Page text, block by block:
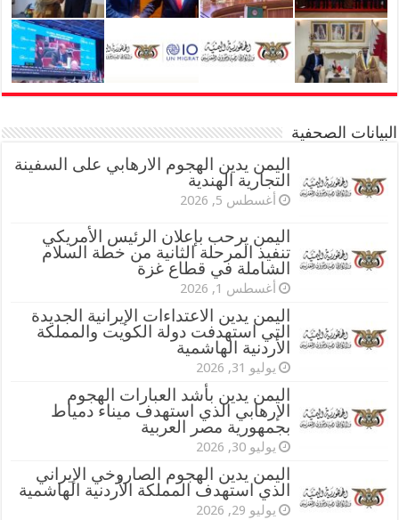
البيانات الصحفية
اليمن يدين الهجوم الارهابي على السفينة
التجارية الهندية
أغسطس 5, 2026
اليمن يرحب بإعلان الرئيس الأمريكي
تنفيذ المرحلة الثانية من خطة السلام
الشاملة في قطاع غزة
أغسطس 1, 2026
اليمن يدين الاعتداءات الإيرانية الجديدة
التي استهدفت دولة الكويت والمملكة
الأردنية الهاشمية
يوليو 31, 2026
اليمن يدين بأشد العبارات الهجوم
الإرهابي الذي استهدف ميناء دمياط
بجمهورية مصر العربية
يوليو 30, 2026
اليمن يدين الهجوم الصاروخي الإيراني
الذي استهدف المملكة الأردنية الهاشمية
يوليو 29, 2026